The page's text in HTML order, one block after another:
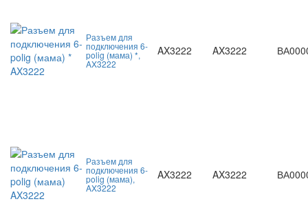
Разъем для
подключения 6-
polig (мама) *,
AX3222
AX3222 AX3222
Разъем для
подключения 6-
polig (мама),
AX3222
AX3222 AX3222